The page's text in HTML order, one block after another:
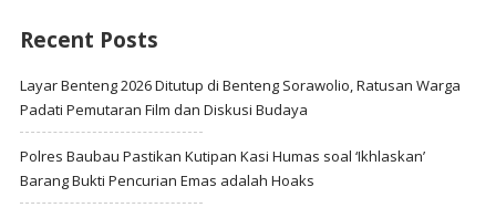
Recent Posts
Layar Benteng 2026 Ditutup di Benteng Sorawolio, Ratusan Warga
Padati Pemutaran Film dan Diskusi Budaya
Polres Baubau Pastikan Kutipan Kasi Humas soal ‘Ikhlaskan’
Barang Bukti Pencurian Emas adalah Hoaks